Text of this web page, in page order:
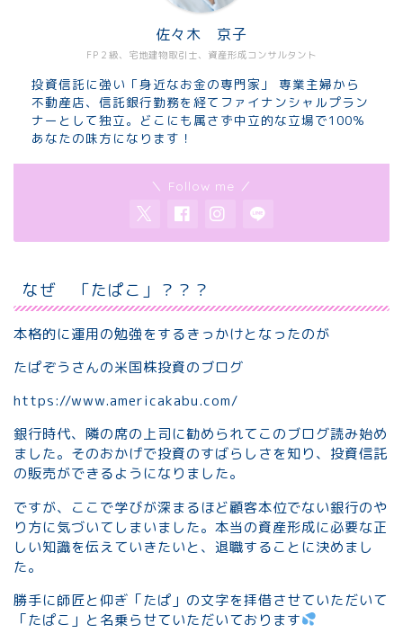
FP２級、宅地建物取引士、資産形成コンサルタント
佐々木 京子
投資信託に強い「身近なお金の専門家」 専業主婦から
不動産店、信託銀行勤務を経てファイナンシャルプラン
ナーとして独立。どこにも属さず中立的な立場で100％
あなたの味方になります！
＼ Follow me ／
なぜ 「たぱこ」？？？
本格的に運用の勉強をするきっかけとなったのが
たぱぞうさんの米国株投資のブログ
https://www.americakabu.com/
銀行時代、隣の席の上司に勧められてこのブログ読み始め
ました。そのおかげで投資のすばらしさを知り、投資信託
の販売ができるようになりました。
ですが、ここで学びが深まるほど顧客本位でない銀行のや
り方に気づいてしまいました。本当の資産形成に必要な正
しい知識を伝えていきたいと、退職することに決めまし
た。
勝手に師匠と仰ぎ「たぱ」の文字を拝借させていただいて
「たぱこ」と名乗らせていただいております